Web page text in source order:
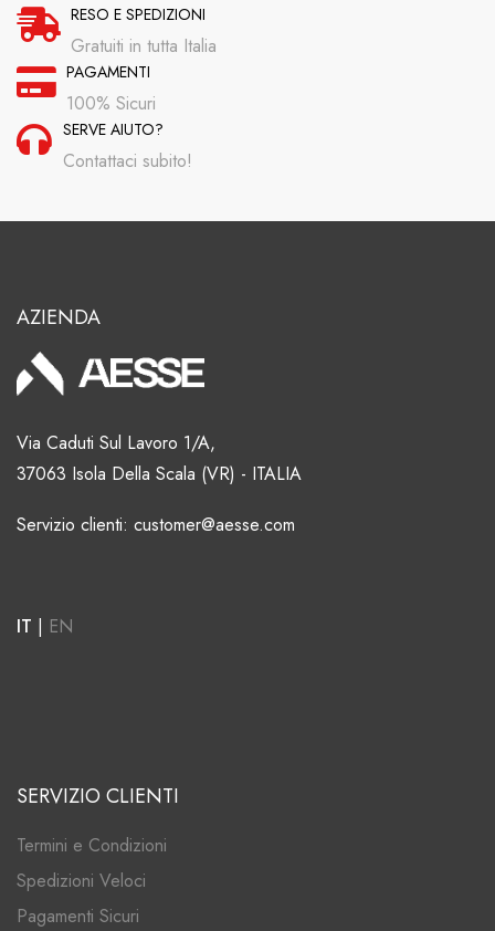
RESO E SPEDIZIONI
Gratuiti in tutta Italia
PAGAMENTI
100% Sicuri
SERVE AIUTO?
Contattaci subito!
AZIENDA
Via Caduti Sul Lavoro 1/A,
37063 Isola Della Scala (VR) - ITALIA
Servizio clienti: customer@aesse.com
IT | EN
SERVIZIO CLIENTI
Termini e Condizioni
Spedizioni Veloci
Pagamenti Sicuri